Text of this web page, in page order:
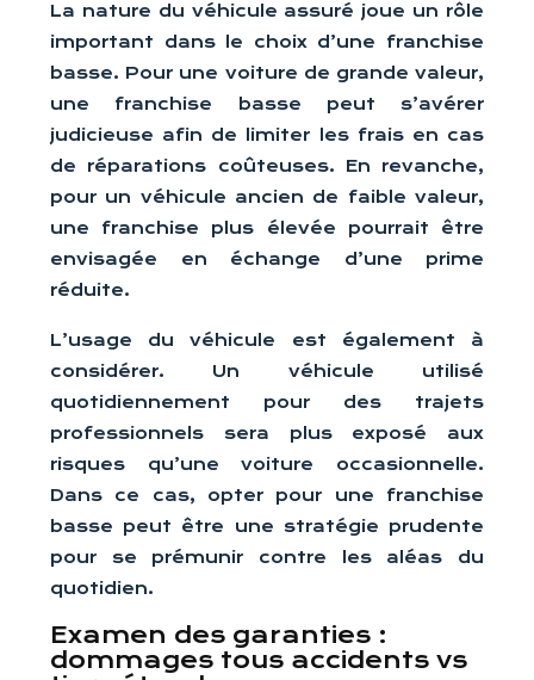
La nature du véhicule assuré joue un rôle
important dans le choix d’une franchise
basse. Pour une voiture de grande valeur,
une franchise basse peut s’avérer
judicieuse afin de limiter les frais en cas
de réparations coûteuses. En revanche,
pour un véhicule ancien de faible valeur,
une franchise plus élevée pourrait être
envisagée en échange d’une prime
réduite.
L’usage du véhicule est également à
considérer. Un véhicule utilisé
quotidiennement pour des trajets
professionnels sera plus exposé aux
risques qu’une voiture occasionnelle.
Dans ce cas, opter pour une franchise
basse peut être une stratégie prudente
pour se prémunir contre les aléas du
quotidien.
Examen des garanties :
dommages tous accidents vs